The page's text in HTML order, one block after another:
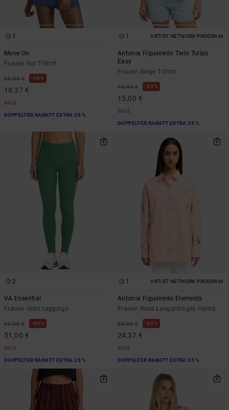
1
Move On
Frauen Rot T-Shirt
35,00 € 48%
18,37 €
SALE
DOPPELTER RABATT EXTRA 25 %
1 ARTIST NETWORK PROGRAM
Antonia Figueiredo Twin Tulips
Easy
Frauen Beige T-Shirt
40,00 € 63%
15,00 €
SALE
DOPPELTER RABATT EXTRA 25 %
2
VA Essential
Frauen Grün Leggings
85,00 € 40%
51,00 €
SALE
DOPPELTER RABATT EXTRA 25 %
1 ARTIST NETWORK PROGRAM
Antonia Figueiredo Elements
Frauen Rosa Langärmliges Hemd
65,00 € 63%
24,37 €
SALE
DOPPELTER RABATT EXTRA 25 %